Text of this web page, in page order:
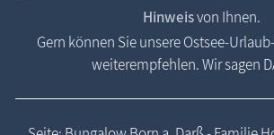
Hinweisvon Ihnen.
Gern können Sie unsere Ostsee-
weiterempfehlen. Wir sagen